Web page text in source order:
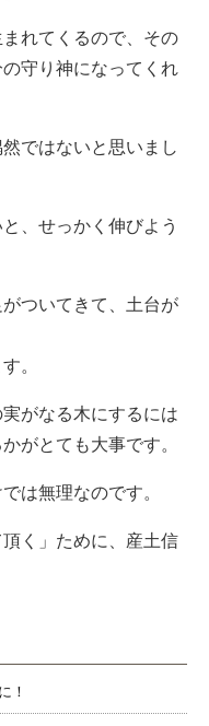
れてくるので、その
守り神になってくれ
ではないと思いまし
、せっかく伸びよう
ついてきて、土台が
。
がなる木にするには
がとても大事です。
は無理なのです。
く」ために、産土信
！